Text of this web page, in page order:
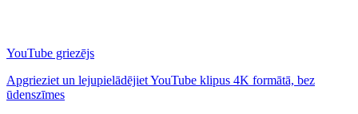
YouTube griezējs
Apgrieziet un lejupielādējiet YouTube klipus 4K formātā, bez
ūdenszīmes